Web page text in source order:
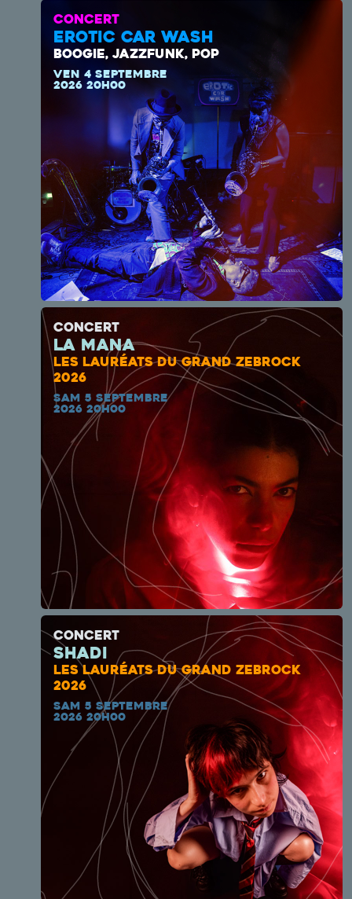
CONCERT
EROTIC CAR WASH
BOOGIE, JAZZFUNK, POP
VEN 4 SEPTEMBRE
2026 20H00
CONCERT
La Mana
LES LAURÉATS DU GRAND ZEBROCK
2026
SAM 5 SEPTEMBRE
2026 20H00
CONCERT
Shadi
LES LAURÉATS DU GRAND ZEBROCK
2026
SAM 5 SEPTEMBRE
2026 20H00